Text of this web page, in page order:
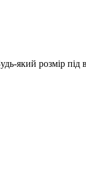
який розмір під